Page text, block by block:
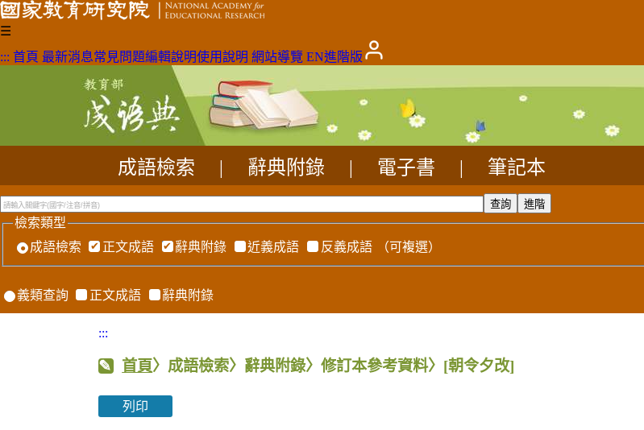
☰
::: 首頁 最新消息常見問題編輯說明使用說明 網站導覽 EN進階版
成語檢索 辭典附錄 電子書 筆記本
檢索類型
成語檢索
正文成語 辭典附錄 近義成語 反義成語 （可複選）
義類查詢 正文成語 辭典附錄
:::
首頁〉成語檢索〉辭典附錄〉修訂本參考資料〉 [朝令夕改]
列印